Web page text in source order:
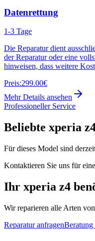
Datenrettung
1-3 Tage
Die Reparatur dient
der Reparatur oder eine
hinweisen, dass weitere
Preis:299.00€
Mehr Details ansehen
Professioneller Service
Beliebte xperia
Für dieses Model sind
Kontaktieren Sie uns für
Ihr xperia z4
Wir reparieren alle Arten
Reparatur anfragenBeratung